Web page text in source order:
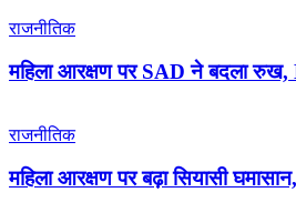
राजनीतिक
महिला आरक्षण पर SAD ने बदला
राजनीतिक
महिला आरक्षण पर बढ़ा सियासी